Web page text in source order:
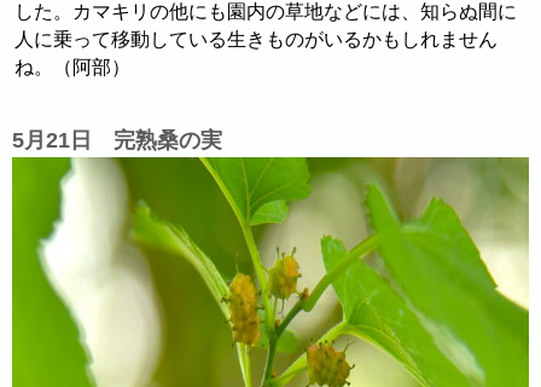
した。カマキリの他にも園内の草地などには、知らぬ間に
人に乗って移動している生きものがいるかもしれません
ね。（阿部）
5月21日 完熟桑の実